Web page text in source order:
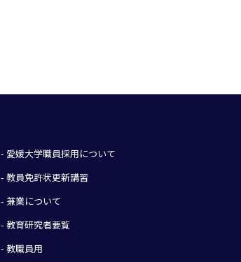
- 愛媛大学職員採用について
- 教員免許状更新講習
- 兼業について
- 教育研究者要覧
- 教職員用